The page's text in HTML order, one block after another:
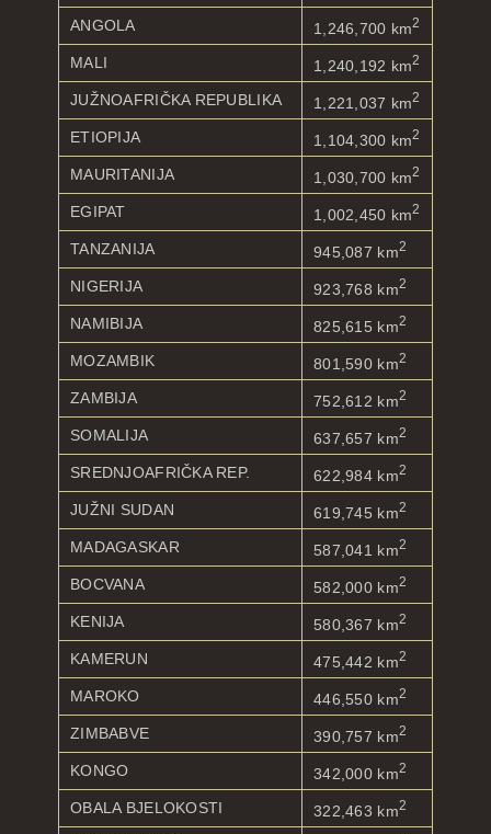
ANGOLA 1,246,700 km2
MALI 1,240,192 km2
JUŽNOAFRIČKA REPUBLIKA 1,221,037 km2
ETIOPIJA 1,104,300 km2
MAURITANIJA 1,030,700 km2
EGIPAT 1,002,450 km2
TANZANIJA 945,087 km2
NIGERIJA 923,768 km2
NAMIBIJA 825,615 km2
MOZAMBIK 801,590 km2
ZAMBIJA 752,612 km2
SOMALIJA 637,657 km2
SREDNJOAFRIČKA REP. 622,984 km2
JUŽNI SUDAN 619,745 km2
MADAGASKAR 587,041 km2
BOCVANA 582,000 km2
KENIJA 580,367 km2
KAMERUN 475,442 km2
MAROKO 446,550 km2
ZIMBABVE 390,757 km2
KONGO 342,000 km2
OBALA BJELOKOSTI 322,463 km2